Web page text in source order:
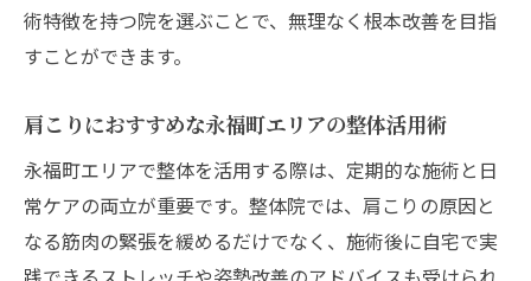
術特徴を持つ院を選ぶことで、無理なく根本改善を目指
すことができます。
肩こりにおすすめな永福町エリアの整体活用術
永福町エリアで整体を活用する際は、定期的な施術と日
常ケアの両立が重要です。整体院では、肩こりの原因と
なる筋肉の緊張を緩めるだけでなく、施術後に自宅で実